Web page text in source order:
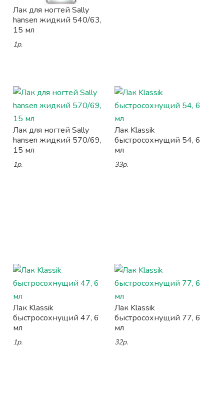
Лак для ногтей Sally
hansen жидкий 540/63,
15 мл
1р.
Лак для ногтей Sally
hansen жидкий 570/69,
15 мл
1р.
Лак Klassik
быстросохнущий 54, 6
мл
33р.
Лак Klassik
быстросохнущий 47, 6
мл
1р.
Лак Klassik
быстросохнущий 77, 6
мл
32р.